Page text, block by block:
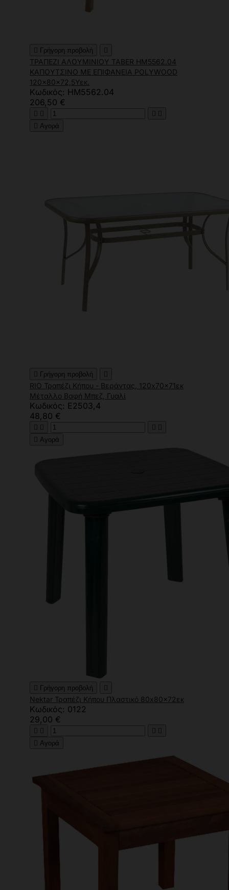
 Γρήγορη προβολή 
ΤΡΑΠΕΖΙ ΑΛΟΥΜΙΝΙΟΥ TABER HM5562.04
ΚΑΠΟΥΤΣΙΝΟ ΜΕ ΕΠΙΦΑΝΕΙΑ POLYWOOD
120x80x72,5Υεκ.
Κωδικός: HM5562.04
206,50 €
   
 Αγορά
 Γρήγορη προβολή 
RIO Τραπέζι Κήπου - Βεράντας, 120x70x71εκ
Μέταλλο Βαφή Μπεζ, Γυαλί
Κωδικός: Ε2503,4
48,80 €
   
 Αγορά
 Γρήγορη προβολή 
Nektar Τραπέζι Κήπου Πλαστικό 80x80x72εκ
Κωδικός: 0122
29,00 €
   
 Αγορά